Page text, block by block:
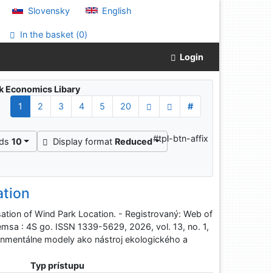
Slovensky English
In the basket (0)
Login
Economics Libary
1 2 3 4 5 20
#
10 Display format Reduced#tpl-btn-affix
of Wind Park Location. - Registrovaný: Web of
: 4S go. ISSN 1339-5629, 2026, vol. 13, no. 1,
modely ako nástroj ekologického a
Typ prístupu